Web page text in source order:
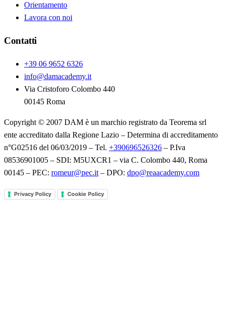
Orientamento
Lavora con noi
Contatti
+39 06 9652 6326
info@damacademy.it
Via Cristoforo Colombo 440
00145 Roma
Copyright © 2007 DAM è un marchio registrato da Teorema srl
ente accreditato dalla Regione Lazio – Determina di accreditamento
n°G02516 del 06/03/2019 – Tel. +390696526326 – P.Iva
08536901005 – SDI: M5UXCR1 – via C. Colombo 440, Roma
00145 – PEC: romeur@pec.it – DPO: dpo@reaacademy.com
Privacy Policy Cookie Policy